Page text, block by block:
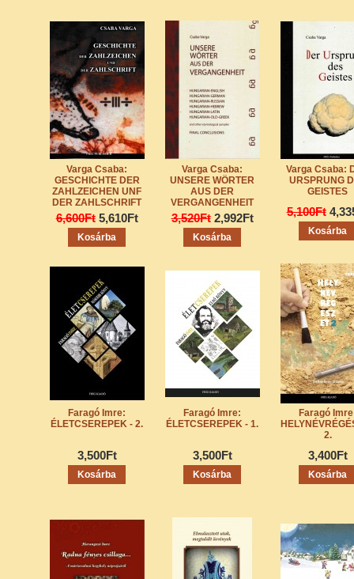
Varga Csaba:
GESCHICHTE DER
ZAHLZEICHEN UNF
DER ZAHLSCHRIFT
6,600Ft 5,610Ft
Varga Csaba:
UNSERE WÖRTER
AUS DER
VERGANGENHEIT
3,520Ft 2,992Ft
Varga Csaba:
URSPRUNG
GEISTES
5,100Ft
Faragó Imre:
ÉLETCSEREPEK - 2.
3,500Ft
Faragó Imre:
ÉLETCSEREPEK - 1.
3,500Ft
Faragó
2.
3,400Ft